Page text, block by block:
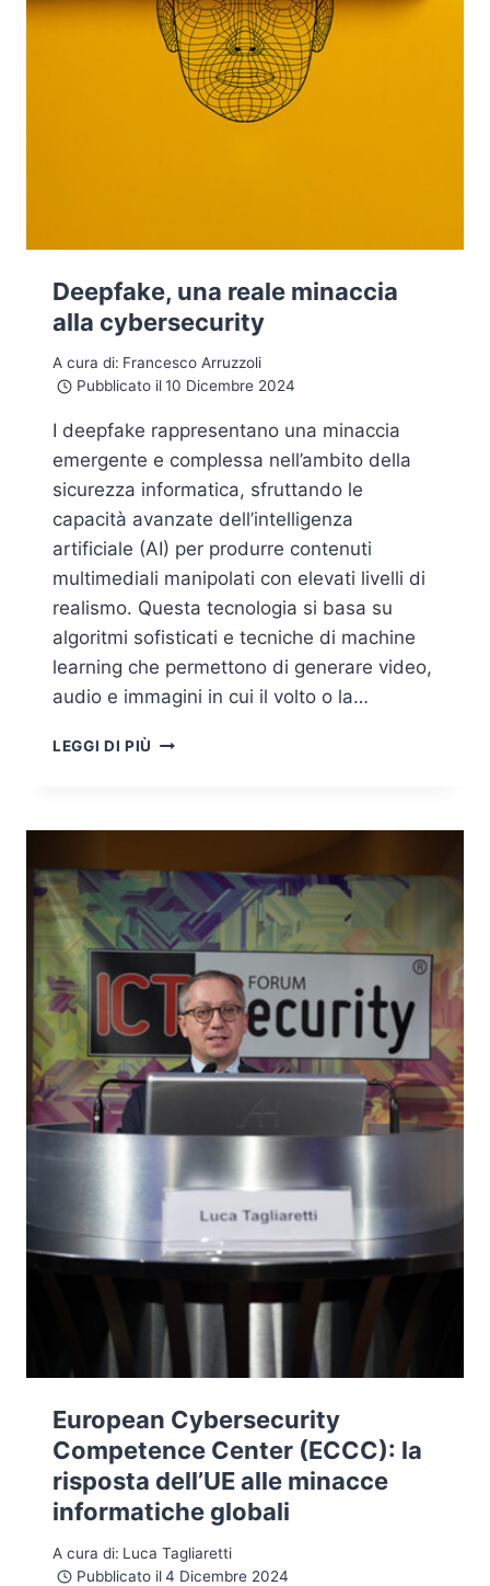
Deepfake, una reale minaccia
alla cybersecurity
A cura di: Francesco Arruzzoli
Pubblicato il 10 Dicembre 2024
I deepfake rappresentano una minaccia
emergente e complessa nell’ambito della
sicurezza informatica, sfruttando le
capacità avanzate dell’intelligenza
artificiale (AI) per produrre contenuti
multimediali manipolati con elevati livelli di
realismo. Questa tecnologia si basa su
algoritmi sofisticati e tecniche di machine
learning che permettono di generare video,
audio e immagini in cui il volto o la…
LEGGI DI PIÙ DEEPFAKE,
ALLA
European Cybersecurity
Competence Center (ECCC): la
risposta dell’UE alle minacce
informatiche globali
A cura di: Luca Tagliaretti
Pubblicato il 4 Dicembre 2024